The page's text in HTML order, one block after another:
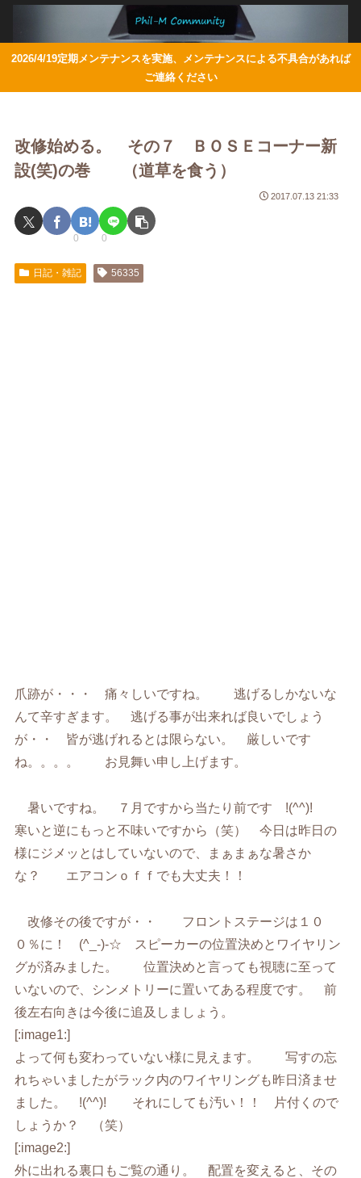
2026/4/19定期メンテナンスを実施、メンテナンスによる不具合があれば
ご連絡ください
改修始める。 その７ ＢＯＳＥコーナー新
設(笑)の巻 （道草を食う）
2017.07.13 21:33
0 0
日記・雑記 56335
爪跡が・・・ 痛々しいですね。 逃げるしかないな
んて辛すぎます。 逃げる事が出来れば良いでしょう
が・・ 皆が逃げれるとは限らない。 厳しいです
ね。。。。 お見舞い申し上げます。
暑いですね。 ７月ですから当たり前です !(^^)!
寒いと逆にもっと不味いですから（笑） 今日は昨日の
様にジメッとはしていないので、まぁまぁな暑さか
な？ エアコンｏｆｆでも大丈夫！！
改修その後ですが・・ フロントステージは１０
０％に！ (^_-)-☆ スピーカーの位置決めとワイヤリン
グが済みました。 位置決めと言っても視聴に至って
いないので、シンメトリーに置いてある程度です。 前
後左右向きは今後に追及しましょう。
[:image1:]
よって何も変わっていない様に見えます。 写すの忘
れちゃいましたがラック内のワイヤリングも昨日済ませ
ました。 !(^^)! それにしても汚い！！ 片付くので
しょうか？ （笑）
[:image2:]
外に出れる裏口もご覧の通り。 配置を変えると、その